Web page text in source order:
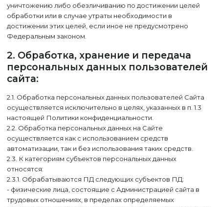
уничтожению либо обезличиванию по достижении целей
обработки или в случае утраты необходимости в
достижении этих целей, если иное не предусмотрено
Федеральным законом.
2. Обработка, хранение и передача
персональных данных пользователей
сайта:
2.1. Обработка персональных данных пользователей Сайта
осуществляется исключительно в целях, указанных в п. 1.3
настоящей Политики конфиденциальности.
2.2. Обработка персональных данных на Сайте
осуществляется как с использованием средств
автоматизации, так и без использования таких средств.
2.3. К категориям субъектов персональных данных
относятся:
2.3.1. Обрабатываются ПД следующих субъектов ПД:
- физические лица, состоящие с Администрацией сайта в
трудовых отношениях, в пределах определяемых